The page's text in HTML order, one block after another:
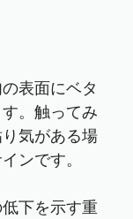
表面にベタ
。触ってみ
気がある場
ンです。
下を示す重